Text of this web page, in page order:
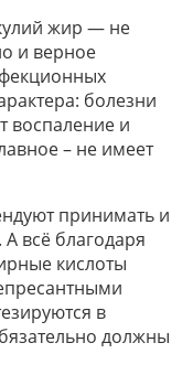
жир — не
и верное
болезни
воспаление и
– не имеет
принимать и
всё благодаря
кислоты
в
должны